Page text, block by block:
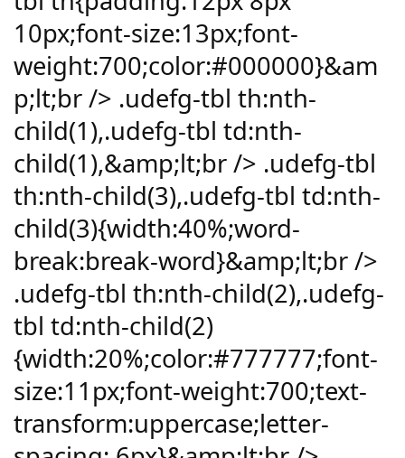
10px;font-size:13px;font-
weight:700;color:#000000}&am
p;lt;br /> .udefg-tbl th:nth-
child(1),.udefg-tbl td:nth-
child(1),&amp;lt;br /> .udefg-tbl
th:nth-child(3),.udefg-tbl td:nth-
child(3){width:40%;word-
break:break-word}&amp;lt;br />
.udefg-tbl th:nth-child(2),.udefg-
tbl td:nth-child(2)
{width:20%;color:#777777;font-
size:11px;font-weight:700;text-
transform:uppercase;letter-